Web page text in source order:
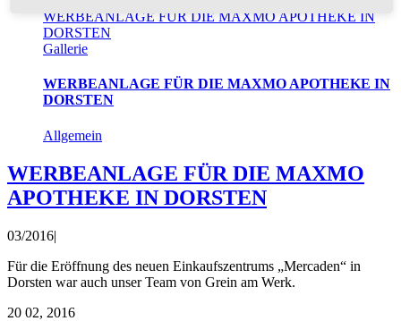
WERBEANLAGE FÜR DIE MAXMO APOTHEKE IN
DORSTEN
Gallerie
WERBEANLAGE FÜR DIE MAXMO APOTHEKE IN
DORSTEN
Allgemein
WERBEANLAGE FÜR DIE MAXMO
APOTHEKE IN DORSTEN
03/2016|
Für die Eröffnung des neuen Einkaufszentrums „Mercaden“ in
Dorsten war auch unser Team von Grein am Werk.
20 02, 2016